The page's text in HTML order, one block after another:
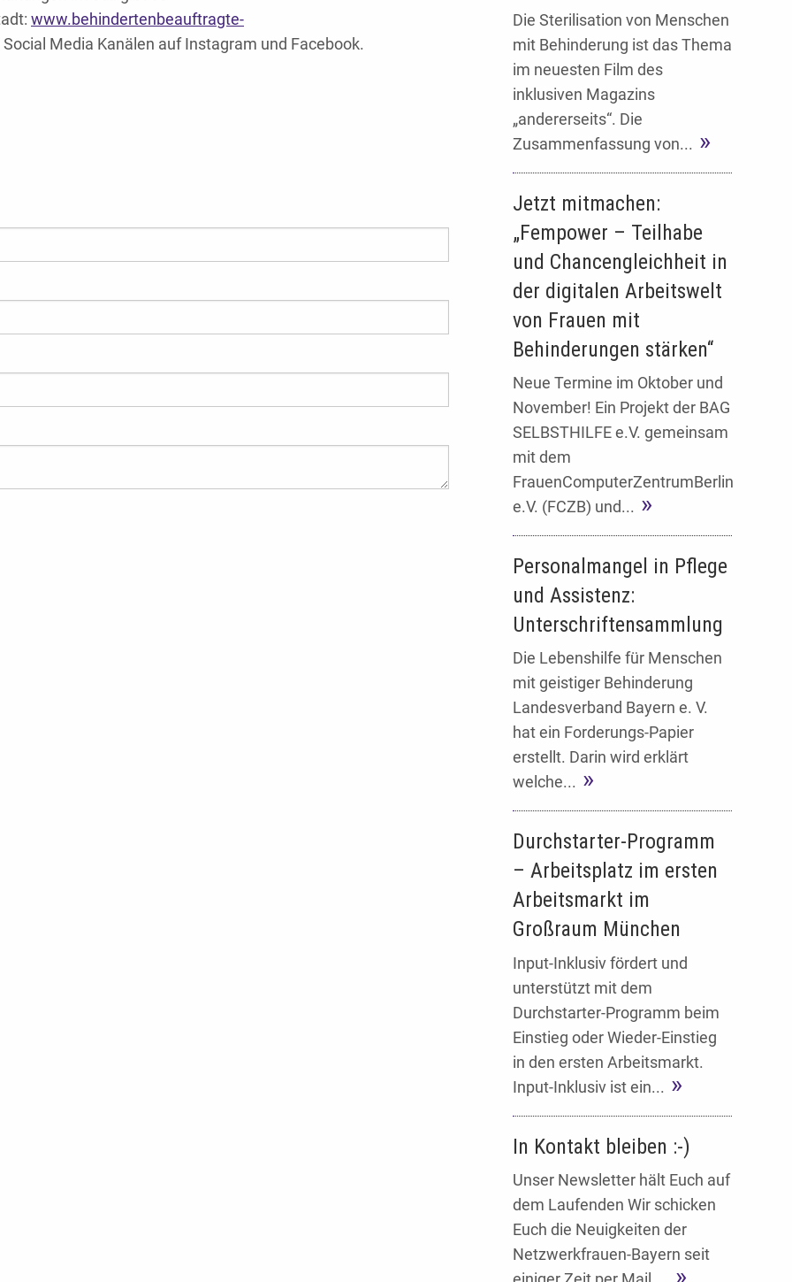
www.behindertenbeauftragte-
Media Kanälen auf Instagram und Facebook.
Die Sterilisation von Menschen
mit Behinderung ist das Thema
im neuesten Film des
inklusiven Magazins
„andererseits“. Die
Zusammenfassung von...
Jetzt mitmachen:
„Fempower – Teilhabe
und Chancengleichheit in
der digitalen Arbeitswelt
von Frauen mit
Behinderungen stärken“
Neue Termine im Oktober und
November! Ein Projekt der BAG
SELBSTHILFE e.V. gemeinsam
mit dem
FrauenComputerZentrumBerlin
e.V. (FCZB) und...
Personalmangel in Pflege
und Assistenz:
Unterschriftensammlung
Die Lebenshilfe für Menschen
mit geistiger Behinderung
Landesverband Bayern e. V.
hat ein Forderungs-Papier
erstellt. Darin wird erklärt
welche...
Durchstarter-Programm
– Arbeitsplatz im ersten
Arbeitsmarkt im
Großraum München
Input-Inklusiv fördert und
unterstützt mit dem
Durchstarter-Programm beim
Einstieg oder Wieder-Einstieg
in den ersten Arbeitsmarkt.
Input-Inklusiv ist ein...
In Kontakt bleiben :-)
Unser Newsletter hält Euch auf
dem Laufenden Wir schicken
Euch die Neuigkeiten der
Netzwerkfrauen-Bayern seit